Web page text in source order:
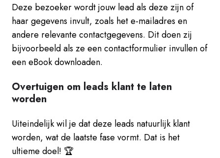
Deze bezoeker wordt jouw lead als deze zijn of
haar gegevens invult, zoals het e-mailadres en
andere relevante contactgegevens. Dit doen zij
bijvoorbeeld als ze een contactformulier invullen of
een eBook downloaden.
Overtuigen om leads klant te laten
worden
Uiteindelijk wil je dat deze leads natuurlijk klant
worden, wat de laatste fase vormt. Dat is het
ultieme doel! 🏆